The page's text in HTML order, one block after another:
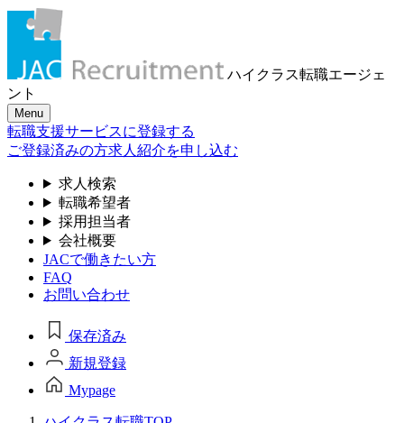
ハイクラス転職エージェ
ント
Menu
転職支援サービスに登録する
ご登録済みの方求人紹介を申し込む
求人検索
転職希望者
採用担当者
会社概要
JACで働きたい方
FAQ
お問い合わせ
保存済み
新規登録
Mypage